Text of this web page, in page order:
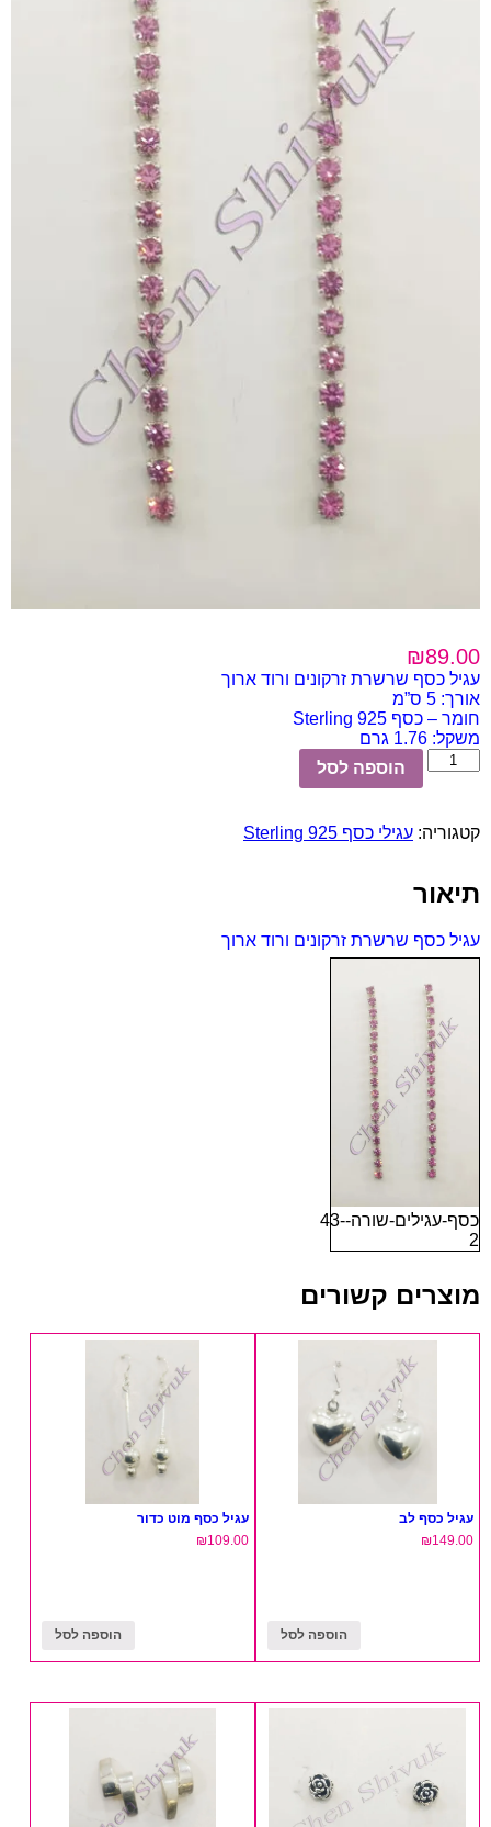
₪89.00
עגיל כסף שרשרת זרקונים ורוד ארוך
אורך: 5 ס”מ
חומר – כסף 925 Sterling
משקל: 1.76 גרם
כמות
של
שרשרת
ארוך
הוספה לסל
קטגוריה: עגילי כסף Sterling 925
תיאור
עגיל כסף שרשרת זרקונים ורוד ארוך
כסף-עגילים-שורה-43-
2
מוצרים קשורים
עגיל כסף לב
₪149.00
הוספה לסל
עגיל כסף מוט כדור
₪109.00
הוספה לסל